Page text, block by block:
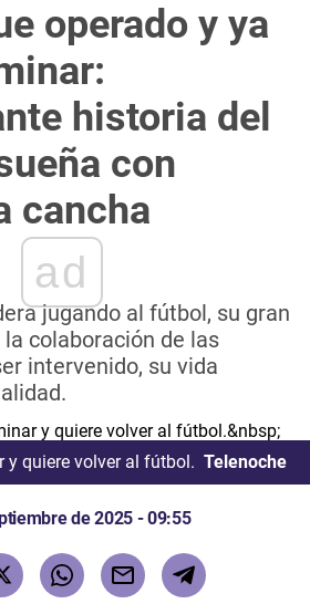
operado y ya
historia del
con
cancha
ad
jugando al fútbol, su gran
colaboración de las
intervenido, su vida
quiere volver al fútbol. Telenoche
de 2025 - 09:55